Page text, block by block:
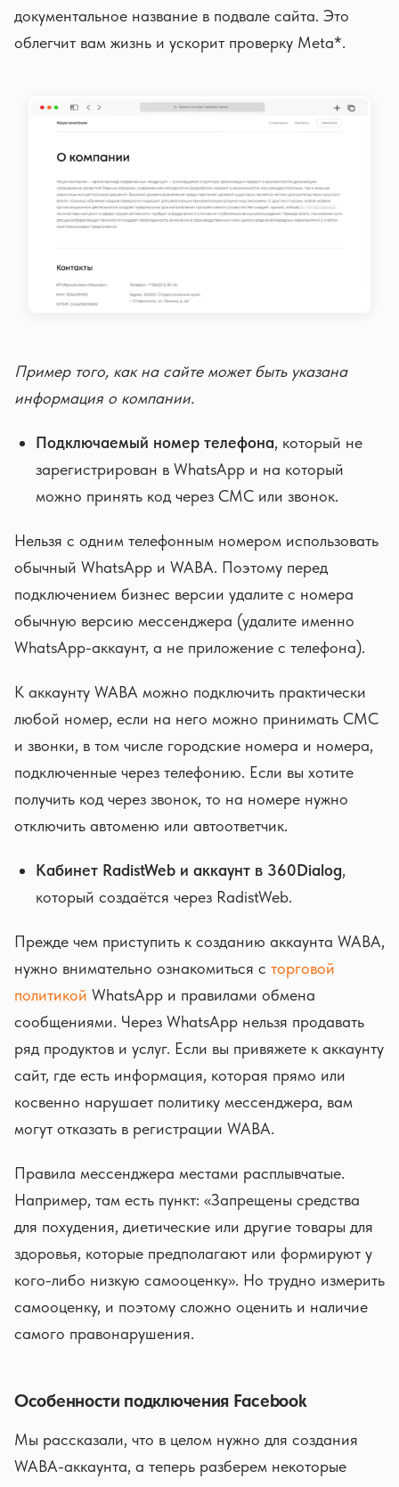
документальное название в подвале сайта. Это
облегчит вам жизнь и ускорит проверку Meta*.
Пример того, как на сайте может быть указана
информация о компании.
Подключаемый номер телефона, который не
зарегистрирован в WhatsApp и на который
можно принять код через СМС или звонок.
Нельзя с одним телефонным номером использовать
обычный WhatsApp и WABA. Поэтому перед
подключением бизнес версии удалите с номера
обычную версию мессенджера (удалите именно
WhatsApp-аккаунт, а не приложение с телефона).
К аккаунту WABA можно подключить практически
любой номер, если на него можно принимать СМС
и звонки, в том числе городские номера и номера,
подключенные через телефонию. Если вы хотите
получить код через звонок, то на номере нужно
отключить автоменю или автоответчик.
Кабинет RadistWeb и аккаунт в 360Dialog,
который создаётся через RadistWeb.
Прежде чем приступить к созданию аккаунта WABA,
нужно внимательно ознакомиться с торговой
политикой WhatsApp и правилами обмена
сообщениями. Через WhatsApp нельзя продавать
ряд продуктов и услуг. Если вы привяжете к аккаунту
сайт, где есть информация, которая прямо или
косвенно нарушает политику мессенджера, вам
могут отказать в регистрации WABA.
Правила мессенджера местами расплывчатые.
Например, там есть пункт: «Запрещены средства
для похудения, диетические или другие товары для
здоровья, которые предполагают или формируют у
кого-либо низкую самооценку». Но трудно измерить
самооценку, и поэтому сложно оценить и наличие
самого правонарушения.
Особенности подключения Facebook
Мы рассказали, что в целом нужно для создания
WABA-аккаунта, а теперь разберем некоторые